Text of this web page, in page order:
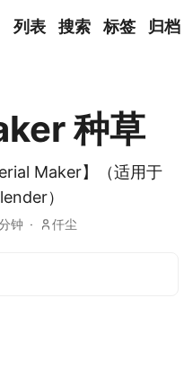
列表 搜索 标签 归档
种草
Maker】（适用于
）
钟 仟尘